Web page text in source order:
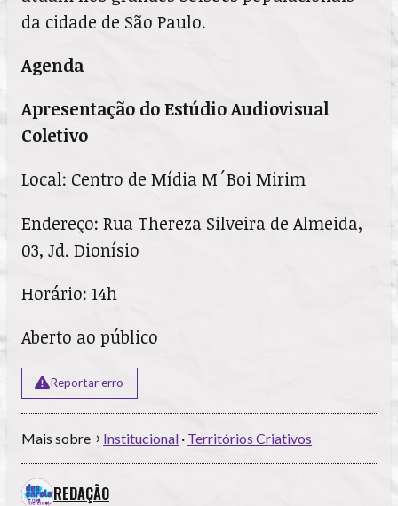
da cidade de São Paulo.
Agenda
Apresentação do Estúdio Audiovisual
Coletivo
Local: Centro de Mídia M´Boi Mirim
Endereço: Rua Thereza Silveira de Almeida,
03, Jd. Dionísio
Horário: 14h
Aberto ao público
Reportar erro
Mais sobre ￫ Institucional · Territórios Criativos
REDAÇÃO